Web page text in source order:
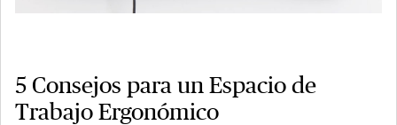
5 Consejos para un Espacio de
Trabajo Ergonómico